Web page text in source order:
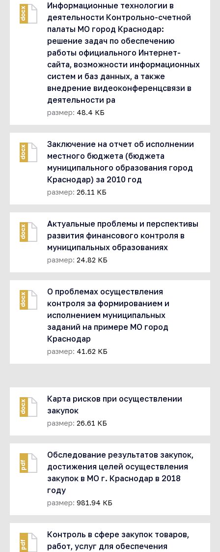
docx
Информационные технологии в
деятельности Контрольно-счетной
палаты МО город Краснодар:
решение задач по обеспечению
работы официального Интернет-
сайта, возможности информационных
систем и баз данных, а также
внедрение видеоконференцсвязи в
деятельности ра
размер: 48.4 КБ
docx
Заключение на отчет об исполнении
местного бюджета (бюджета
муниципального образования город
Краснодар) за 2010 год
размер: 26.11 КБ
docx
Актуальные проблемы и перспективы
развития финансового контроля в
муниципальных образованиях
размер: 24.82 КБ
docx
О проблемах осуществления
контроля за формированием и
исполнением муниципальных
заданий на примере МО город
Краснодар
размер: 41.62 КБ
docx
Карта рисков при осуществлении
закупок
размер: 26.61 КБ
pdf
Обследование результатов закупок,
достижения целей осуществления
закупок в МО г. Краснодар в 2018
году
размер: 981.94 КБ
pdf
Контроль в сфере закупок товаров,
работ, услуг для обеспечения